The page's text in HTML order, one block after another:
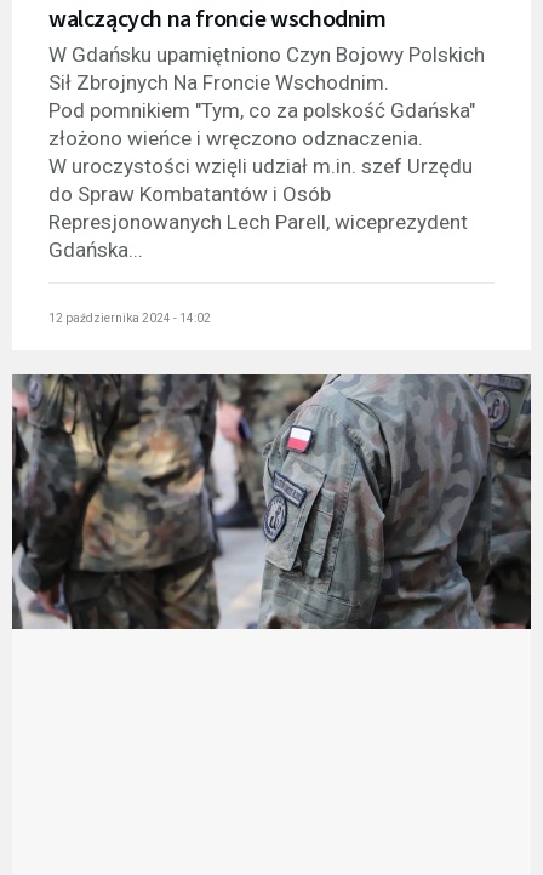
walczących na froncie wschodnim
W Gdańsku upamiętniono Czyn Bojowy Polskich
Sił Zbrojnych Na Froncie Wschodnim.
Pod pomnikiem "Tym, co za polskość Gdańska"
złożono wieńce i wręczono odznaczenia.
W uroczystości wzięli udział m.in. szef Urzędu
do Spraw Kombatantów i Osób
Represjonowanych Lech Parell, wiceprezydent
Gdańska...
12 października 2024 - 14:02